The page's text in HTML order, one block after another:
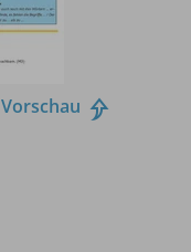
Vorschau